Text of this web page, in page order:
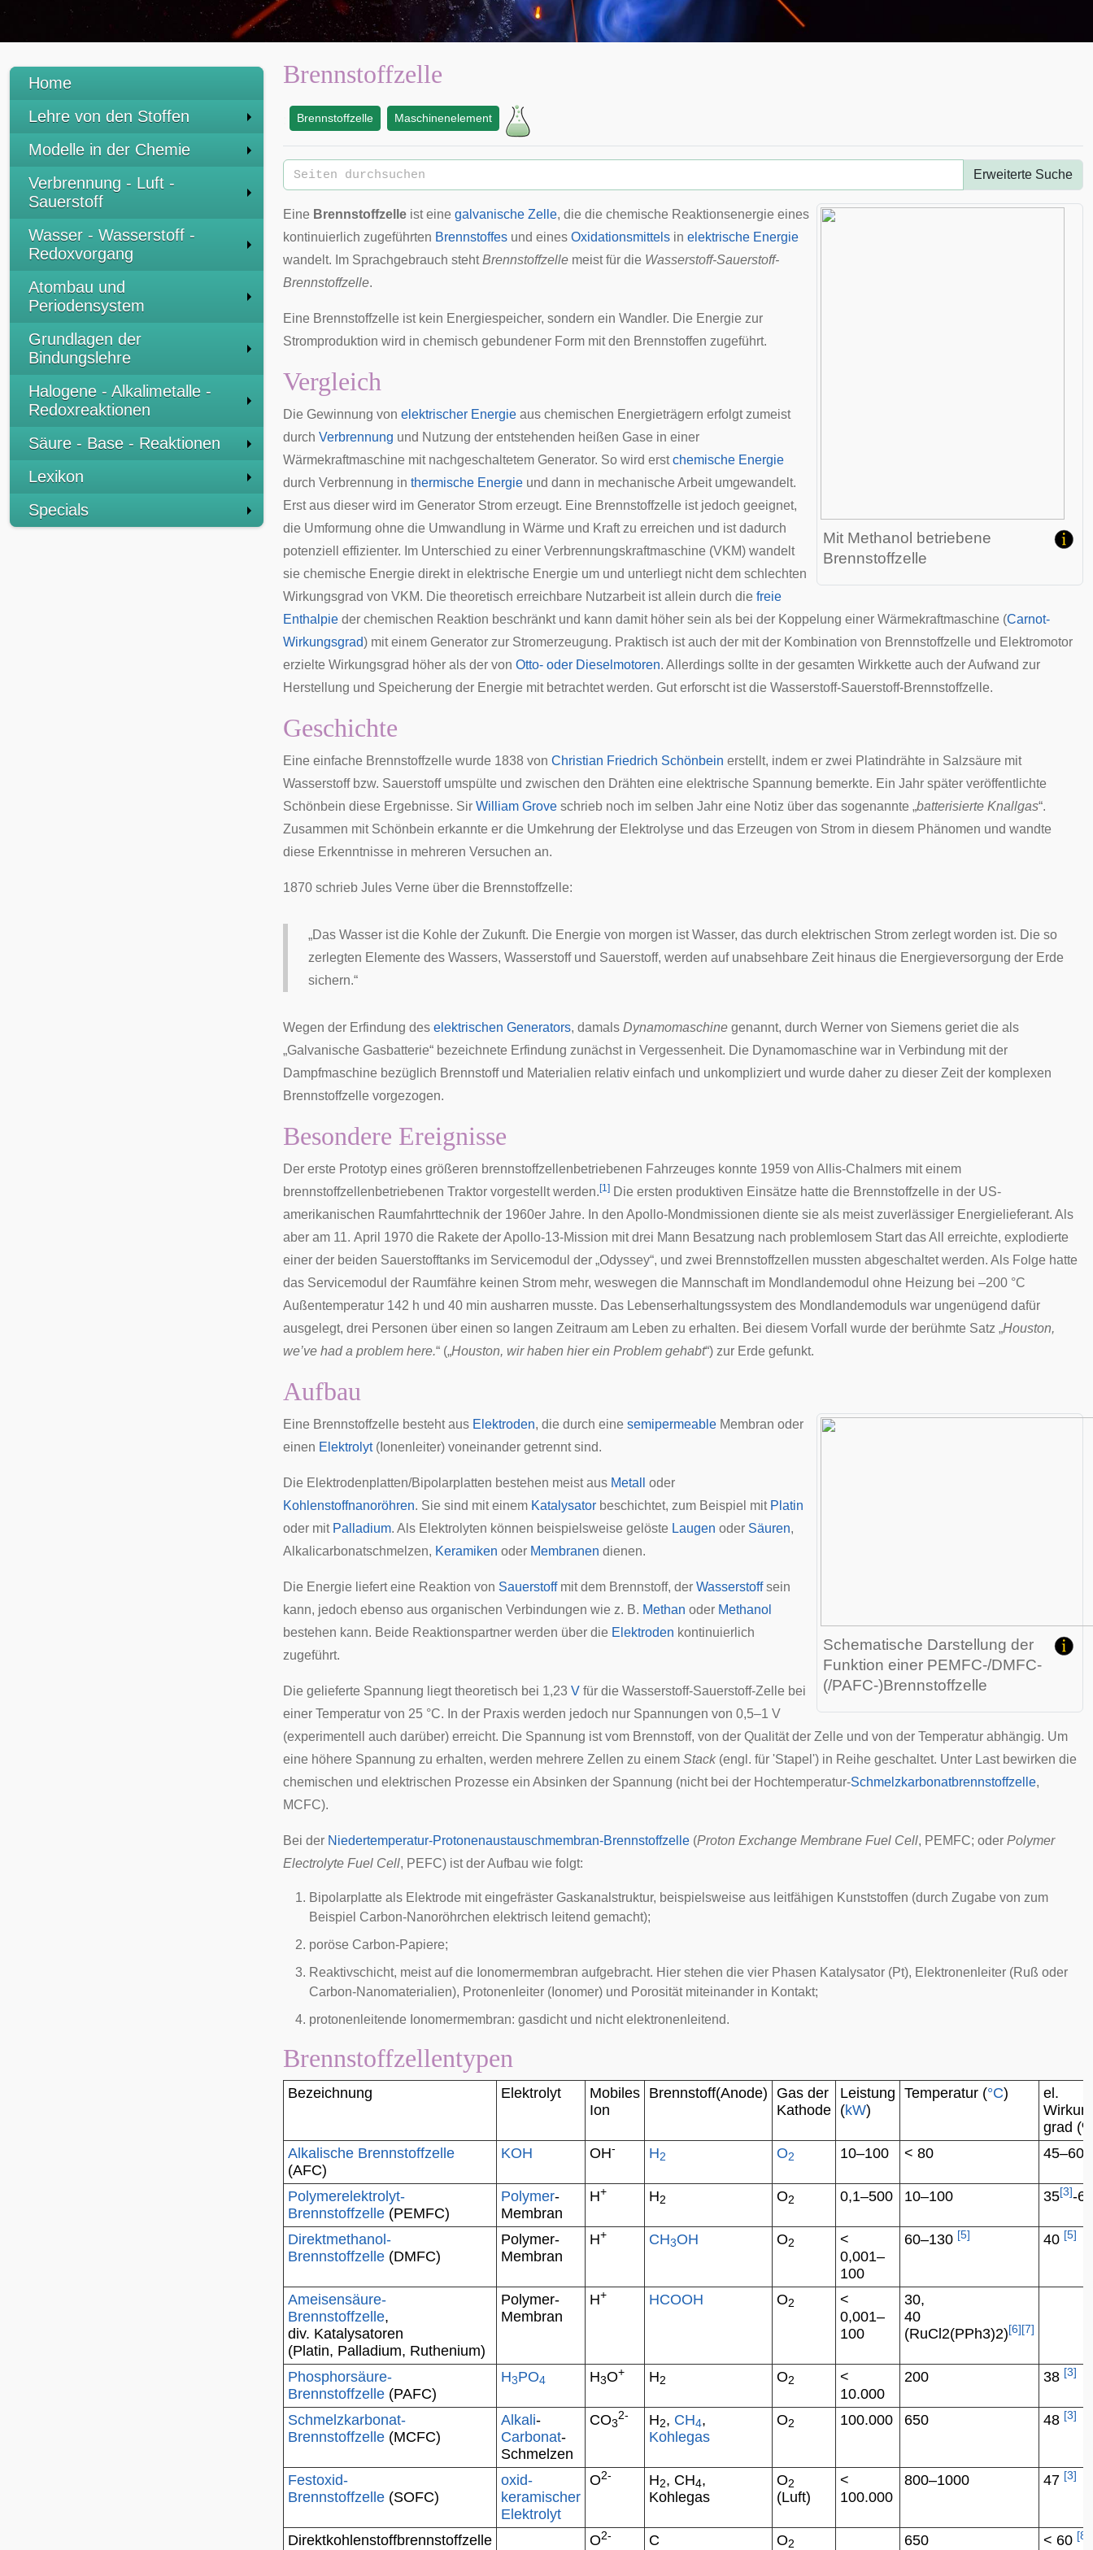
Home
Lehre von den Stoffen
Modelle in der Chemie
Verbrennung - Luft -
Sauerstoff
Wasser - Wasserstoff -
Redoxvorgang
Atombau und
Periodensystem
Grundlagen der
Bindungslehre
Halogene - Alkalimetalle -
Redoxreaktionen
Säure - Base - Reaktionen
Lexikon
Specials
Brennstoffzelle
Brennstoffzelle Maschinenelement
Erweiterte Suche
Mit Methanol betriebene
Brennstoffzelle
Eine Brennstoffzelle ist eine galvanische Zelle, die die chemische Reaktionsenergie eines
kontinuierlich zugeführten Brennstoffes und eines Oxidationsmittels in elektrische Energie
wandelt. Im Sprachgebrauch stehtBrennstoffzelle meist für die Wasserstoff-Sauerstoff-
Brennstoffzelle.
Eine Brennstoffzelle ist kein Energiespeicher, sondern ein Wandler. Die Energie zur
Stromproduktion wird in chemisch gebundener Form mit den Brennstoffen zugeführt.
Vergleich
Die Gewinnung von elektrischer Energie aus chemischen Energieträgern erfolgt zumeist
durch Verbrennung und Nutzung der entstehenden heißen Gase in einer
Wärmekraftmaschine mit nachgeschaltetem Generator. So wird erstchemische Energie
durch Verbrennung in thermische Energie und dann in mechanische Arbeitumgewandelt.
Erst aus dieser wird im Generator Strom erzeugt. Eine Brennstoffzelle ist jedoch geeignet,
die Umformung ohne die Umwandlung in Wärme und Kraft zu erreichen und ist dadurch
potenziell effizienter. Im Unterschied zu einer Verbrennungskraftmaschine (VKM) wandelt
sie chemische Energie direkt in elektrische Energie um und unterliegt nicht dem schlechten
Wirkungsgrad von VKM. Die theoretisch erreichbare Nutzarbeit ist allein durch die freie
Enthalpie der chemischen Reaktion beschränkt und kann damit höher sein als bei der Koppelung einer Wärmekraftmaschine (Carnot-
Wirkungsgrad) mit einem Generator zur Stromerzeugung. Praktisch ist auch der mit der Kombination von Brennstoffzelle und Elektromotor
erzielte Wirkungsgrad höher als der von Otto- oder Dieselmotoren. Allerdings sollte in der gesamten Wirkkette auch der Aufwand zur
Herstellung und Speicherung der Energie mit betrachtet werden. Gut erforscht ist die Wasserstoff-Sauerstoff-Brennstoffzelle.
Geschichte
Eine einfache Brennstoffzelle wurde 1838 von Christian Friedrich Schönbein erstellt, indem er zwei Platindrähte in Salzsäure mit
Wasserstoff bzw. Sauerstoff umspülte und zwischen den Drähten eine elektrische Spannung bemerkte. Ein Jahr später veröffentlichte
Schönbein diese Ergebnisse. Sir William Grove schrieb noch im selben Jahr eine Notiz über das sogenannte „batterisierte Knallgas“.
Zusammen mit Schönbein erkannte er die Umkehrung der Elektrolyse und das Erzeugen von Strom in diesem Phänomen und wandte
diese Erkenntnisse in mehreren Versuchen an.
1870 schrieb Jules Verne über die Brennstoffzelle:
„Das Wasser ist die Kohle der Zukunft. Die Energie von morgen ist Wasser, das durch elektrischen Strom zerlegt worden ist. Die so
zerlegten Elemente des Wassers, Wasserstoff und Sauerstoff, werden auf unabsehbare Zeit hinaus die Energieversorgung der Erde
sichern.“
Wegen der Erfindung des elektrischen Generators, damals Dynamomaschine genannt, durch Werner von Siemens geriet die als
„Galvanische Gasbatterie“ bezeichnete Erfindung zunächst in Vergessenheit. Die Dynamomaschine war in Verbindung mit der
Dampfmaschine bezüglich Brennstoff und Materialien relativ einfach und unkompliziert und wurde daher zu dieser Zeit der komplexen
Brennstoffzelle vorgezogen.
Besondere Ereignisse
Der erste Prototyp eines größeren brennstoffzellenbetriebenen Fahrzeuges konnte 1959 von Allis-Chalmers mit einem
brennstoffzellenbetriebenen Traktor vorgestellt werden. [1] Die ersten produktiven Einsätze hatte die Brennstoffzelle in der US-
amerikanischen Raumfahrttechnik der 1960er Jahre. In den Apollo-Mondmissionen diente sie als meist zuverlässiger Energielieferant. Als
aber am 11. April 1970 die Rakete derApollo-13-Mission mit drei Mann Besatzung nach problemlosem Start das All erreichte, explodierte
einer der beiden Sauerstofftanks im Servicemodul der „Odyssey“, und zwei Brennstoffzellen mussten abgeschaltet werden. Als Folge hatte
das Servicemodul der Raumfähre keinen Strom mehr, weswegen die Mannschaft im Mondlandemodul ohne Heizung bei –200 °C
Außentemperatur 142 h und 40 min ausharren musste. Das Lebenserhaltungssystem des Mondlandemoduls war ungenügend dafür
ausgelegt, drei Personen über einen so langen Zeitraum am Leben zu erhalten. Bei diesem Vorfall wurde der berühmte Satz „Houston,
we’ve had a problem here.“ („Houston, wir haben hier ein Problem gehabt“) zur Erde gefunkt.
Aufbau
Schematische Darstellung der
Funktion einer PEMFC-/DMFC-
(/PAFC-)Brennstoffzelle
Eine Brennstoffzelle besteht aus Elektroden, die durch eine semipermeable Membran oder
einen Elektrolyt(Ionenleiter) voneinander getrennt sind.
Die Elektrodenplatten/Bipolarplatten bestehen meist aus Metall
oder
Kohlenstoffnanoröhren. Sie sind mit einem Katalysator beschichtet, zum Beispiel mit Platin
oder mit Palladium. Als Elektrolyten können beispielsweise gelöste Laugen oder Säuren,
Alkalicarbonatschmelzen, Keramiken oder Membranen dienen.
Die Energie liefert eine Reaktion von Sauerstoffmit dem Brennstoff, der Wasserstoffsein
kann, jedoch ebenso aus organischen Verbindungen wie z. B. Methan oder Methanol
bestehen kann. Beide Reaktionspartner werden über die Elektroden kontinuierlich
zugeführt.
Die gelieferte Spannung liegt theoretisch bei 1,23 V für die Wasserstoff-Sauerstoff-Zelle bei
einer Temperatur von 25 °C. In der Praxis werden jedoch nur Spannungen von 0,5–1 V
(experimentell auch darüber) erreicht. Die Spannung ist vom Brennstoff, von der Qualität der Zelle und von der Temperatur abhängig. Um
eine höhere Spannung zu erhalten, werden mehrere Zellen zu einem Stack(engl. für 'Stapel') in Reihe geschaltet. Unter Last bewirken die
chemischen und elektrischen Prozesse ein Absinken der Spannung (nicht bei der Hochtemperatur-Schmelzkarbonatbrennstoffzelle,
MCFC).
Bei der Niedertemperatur-Protonenaustauschmembran-Brennstoffzelle (Proton Exchange Membrane Fuel Cell, PEMFC; oder Polymer
Electrolyte Fuel Cell, PEFC) ist der Aufbau wie folgt:
Bipolarplatte als Elektrode mit eingefräster Gaskanalstruktur, beispielsweise aus leitfähigen Kunststoffen (durch Zugabe von zum
Beispiel Carbon-Nanoröhrchen elektrisch leitend gemacht);
poröse Carbon-Papiere;
Reaktivschicht, meist auf die Ionomermembran aufgebracht. Hier stehen die vier Phasen Katalysator (Pt), Elektronenleiter (Ruß oder
Carbon-Nanomaterialien), Protonenleiter (Ionomer) und Porosität miteinander in Kontakt;
protonenleitende Ionomermembran: gasdicht und nicht elektronenleitend.
Brennstoffzellentypen
Bezeichnung Elektrolyt
Mobiles
Ion
Brennstoff(Anode)
Gas der
Kathode
Leistung
(kW)
Temperatur (°C)
el.
grad
Alkalische Brennstoffzelle
(AFC)
KOH OH- H2 O2 10–100 < 80 45–60
Polymerelektrolyt-
Brennstoffzelle (PEMFC)
Polymer-
Membran
H+ H2 O2 0,1–500 10–100 35[3]-60
Direktmethanol-
Brennstoffzelle (DMFC)
Polymer-
Membran
H+ CH3OH O2
<
0,001–
100
60–130 [5] 40 [5]
Ameisensäure-
Brennstoffzelle,
div. Katalysatoren
(Platin, Palladium, Ruthenium)
Polymer-
Membran
H+ HCOOH O2
<
0,001–
100
30,
40
(RuCl2(PPh3)2) [6] [7]
Phosphorsäure-
Brennstoffzelle (PAFC)
H3PO4 H3O+ H2 O2
<
10.000
200 38 [3]
Schmelzkarbonat-
Brennstoffzelle (MCFC)
Alkali-
Carbonat-
Schmelzen
CO3
2- H2, CH4,
Kohlegas
O2 100.000 650 48 [3]
Festoxid-
Brennstoffzelle (SOFC)
oxid-
keramischer
Elektrolyt
O2- H2, CH4,
Kohlegas
O2
(Luft)
<
100.000
800–1000 47 [3]
Direktkohlenstoffbrennstoffzelle
O2- C O2 650 < 60 [8